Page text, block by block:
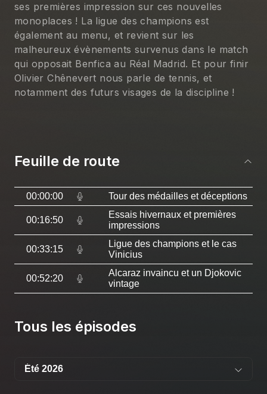
ses premières impression sur ces nouvelles
monoplaces ! La ligue des champions est
également au menu, et revient sur les
malheureux évènements survenus dans le match
qui opposait Benfica au Réal Madrid. Et pour finir
Olivier Chênevert nous parle de tennis, et
notamment des futurs visages de la discipline !
Feuille de route
00:00:00 Tour des médailles et déceptions
00:16:50
Essais hivernaux et premières
impressions
00:33:15
Ligue des champions et le cas
Vinicius
00:52:20
Alcaraz invaincu et un Djokovic
vintage
Tous les épisodes